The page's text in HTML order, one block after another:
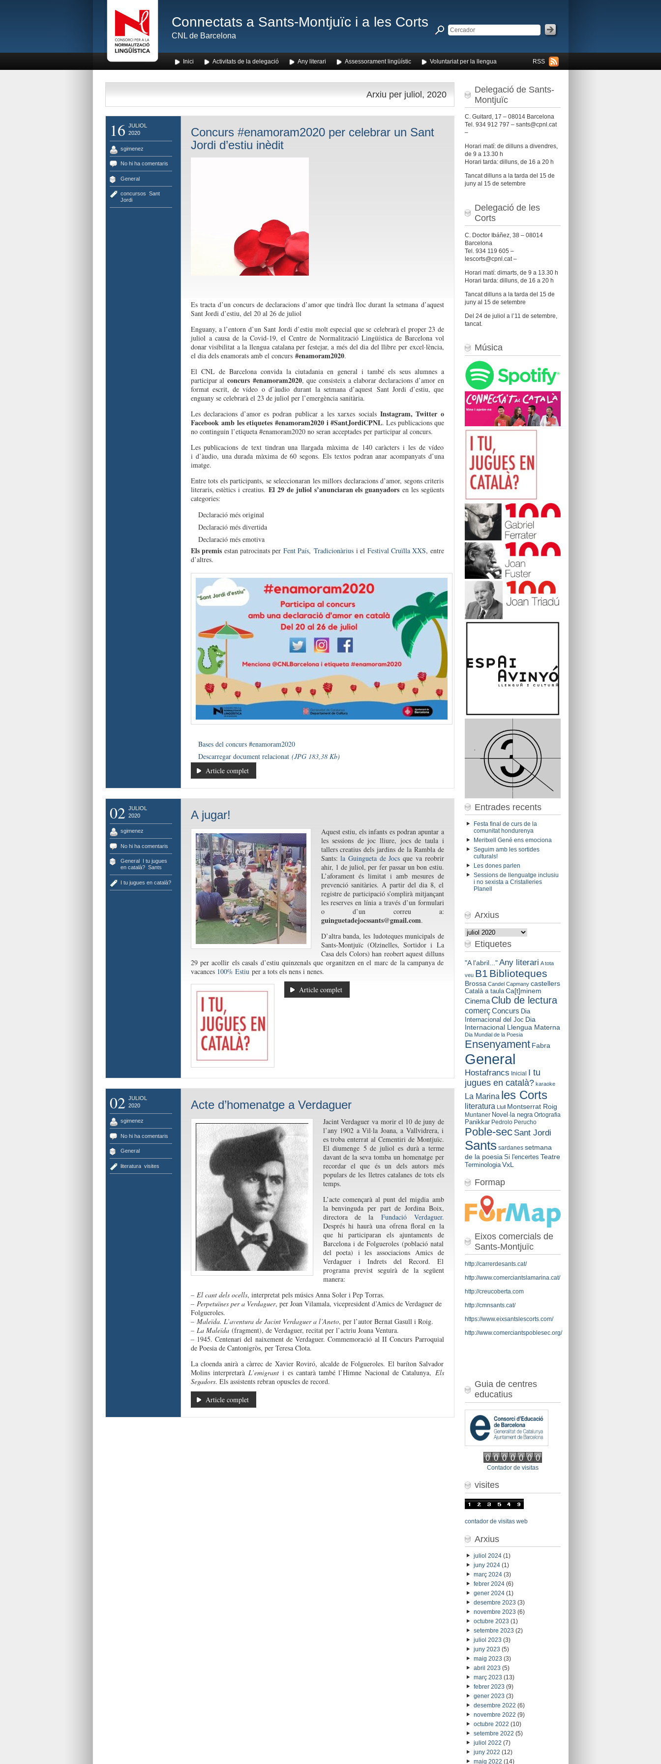
Connectats a Sants-Montjuïc i a les Corts
CNL de Barcelona
RSS
Inici Activitats de la delegació Any literari Assessorament lingüístic Voluntariat per la llengua
Arxiu per juliol, 2020
16 JULIOL
2020
sgimenez
No hi ha comentaris
General
concursos Sant
Jordi
Concurs #enamoram2020 per celebrar un Sant
Jordi d’estiu inèdit
Es tracta d’un concurs de declaracions d’amor que tindrà lloc durant la setmana d’aquest
Sant Jordi d’estiu, del 20 al 26 de juliol
Enguany, a l’entorn d’un Sant Jordi d’estiu molt especial que se celebrarà el proper 23 de
juliol a causa de la Covid-19, el Centre de Normalització Lingüística de Barcelona vol
donar visibilitat a la llengua catalana per festejar, a més del dia del llibre per excel·lència,
el dia dels enamorats amb el concurs #enamoram2020.
El CNL de Barcelona convida la ciutadania en general i també els seus alumnes a
participar alconcurs #enamoram2020, que consisteix a elaborar declaracions d’amor en
format escrit, de vídeo o d’àudio durant la setmana d’aquest Sant Jordi d’estiu, que
enguany se celebrarà el 23 de juliol per l’emergència sanitària.
Les declaracions d’amor es podran publicar a les xarxes socials Instagram, Twitter o
Facebook amb les etiquetes #enamoram2020 i #SantJordiCPNL. Les publicacions que
no continguin l’etiqueta #enamoram2020 no seran acceptades per participar al concurs.
Les publicacions de text tindran una llargada màxima de 140 caràcters i les de vídeo
i d’àudio, una durada màxima de 60 segons. Els textos podran anar acompanyats d’una
imatge.
Entre tots els participants, se seleccionaran les millors declaracions d’amor, segons criteris
literaris, estètics i creatius. El 29 de juliol s’anunciaran els guanyadors en les següents
categories:
Declaració més original
Declaració més divertida
Declaració més emotiva
Els premisestan patrocinats perFent País, Tradicionàriusi elFestival Cruïlla XXS, entre
d’altres.
Bases del concurs #enamoram2020
Descarregar document relacionat (JPG 183,38 Kb)
Article complet
02 JULIOL
2020
sgimenez
No hi ha comentaris
General, I tu jugues
en català?, Sants
I tu jugues en català?
A jugar!
Aquest estiu, els infants es podran apuntar a
les sessions de joc lliure, jocs de taula i
tallers creatius dels jardins de la Rambla de
Sants:la Guingueta de Jocs que va reobrir
ahir, 1 de juliol, per fer passar un bon estiu.
L’aforament és limitat i amb mesures de
prevenció sanitàries. A partir del dia 8, el
registre de participació s’omplirà mitjançant
les reserves en línia a través d’un formulari
o d’un correu a:
guinguetadejocssants@gmail.com.
D’altra banda, les ludoteques municipals de
Sants-Montjuïc (Olzinelles, Sortidor i La
Casa dels Colors) han reobert aquest dilluns
29 per acollir els casals d’estiu quinzenals que organitzen en el marc de la campanya de
vacances 100% Estiu per a tots els nens i nenes.
Article complet
02 JULIOL
2020
sgimenez
No hi ha comentaris
General
literatura, visites
Acte d’homenatge a Verdaguer
Jacint Verdaguer va morir el 10 de juny de
l’any 1902 a Vil·la Joana, a Vallvidrera, i
es troba enterrat al Cementiri de Montjuïc.
El diumenge 5 de juliol es durà a terme
davant de la seva tomba un homenatge per
recordar el que és un dels autors més
populars de les lletres catalanes de tots els
temps.
L’acte començarà al punt del migdia amb
la benvinguda per part de Jordina Boix,
directora de la Fundació Verdaguer.
Després hi haurà una ofrena floral en la
que hi participaran els ajuntaments de
Barcelona i de Folgueroles (població natal
del poeta) i les associacions Amics de
Verdaguer i Indrets del Record. El
programa previst seguirà de la següent
manera:
– El cant dels ocells, interpretat pels músics Anna Soler i Pep Torras.
– Perpetuïnes per a Verdaguer, per Joan Vilamala, vicepresident d’Amics de Verdaguer de
Folgueroles.
– Maleïda. L’aventura de Jacint Verdaguer a l’Aneto, per l’autor Bernat Gasull i Roig.
– La Maleïda(fragment), de Verdaguer, recitat per l’actriu Joana Ventura.
– 1945. Centenari del naixement de Verdaguer. Commemoració al II Concurs Parroquial
de Poesia de Cantonigròs, per Teresa Clota.
La cloenda anirà a càrrec de Xavier Roviró, alcalde de Folgueroles. El baríton Salvador
Molins interpretarà L’emigrant i es cantarà també l’Himne Nacional de Catalunya, Els
Segadors. Els assistents rebran opuscles de record.
Article complet
Delegació de Sants-
Montjuïc
C. Guitard, 17 – 08014 Barcelona
Tel. 934 912 797 – sants@cpnl.cat
–
Horari matí: de dilluns a divendres,
de 9 a 13.30 h
Horari tarda: dilluns, de 16 a 20 h
Tancat dilluns a la tarda del 15 de
juny al 15 de setembre
Delegació de les
Corts
C. Doctor Ibáñez, 38 – 08014
Barcelona
Tel. 934 119 605 –
lescorts@cpnl.cat –
Horari matí: dimarts, de 9 a 13.30 h
Horari tarda: dilluns, de 16 a 20 h
Tancat dilluns a la tarda del 15 de
juny al 15 de setembre
Del 24 de juliol a l’11 de setembre,
tancat.
Música
Entrades recents
Festa final de curs de la
comunitat hondurenya
Meritxell Gené ens emociona
Seguim amb les sortides
culturals!
Les dones parlen
Sessions de llenguatge inclusiu
i no sexista a Cristalleries
Planell
Arxius
Arxius
Etiquetes
"A l'abril..." Any literari A tota
veu B1 Biblioteques
Brossa Candel Capmany castellers
Català a taula Ca[t]minem
Cinema Club de lectura
comerç Concurs Dia
Internacional del Joc Dia
Internacional Llengua Materna
Dia Mundial de la Poesia
Ensenyament Fabra
General
Hostafrancs Inicial I tu
jugues en català? karaoke
La Marina les Corts
literatura Llull Montserrat Roig
Muntaner Novel·la negra Ortografia
Panikkar Pedrolo Perucho
Poble-sec Sant Jordi
Sants sardanes setmana
de la poesia Si l'encertes Teatre
Terminologia VxL
Formap
Eixos comercials de
Sants-Montjuïc
http://carrerdesants.cat/
http://www.comerciantslamarina.cat/
http://creucoberta.com
http://cmnsants.cat/
https://www.eixsantslescorts.com/
http://www.comerciantspoblesec.org/
Guia de centres
educatius
Contador de visitas
visites
contador de visitas web
Arxius
juliol 2024(1)
juny 2024(1)
març 2024(3)
febrer 2024(6)
gener 2024(1)
desembre 2023 (3)
novembre 2023 (6)
octubre 2023 (1)
setembre 2023 (2)
juliol 2023 (3)
juny 2023 (5)
maig 2023 (3)
abril 2023 (5)
març 2023 (13)
febrer 2023 (9)
gener 2023 (3)
desembre 2022 (6)
novembre 2022 (9)
octubre 2022 (10)
setembre 2022 (5)
juliol 2022 (7)
juny 2022 (12)
maig 2022 (14)